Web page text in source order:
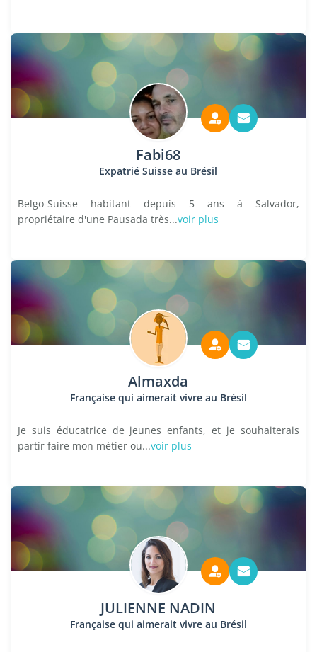
Fabi68
Expatrié Suisse au Brésil
Belgo-Suisse habitant depuis 5 ans à Salvador,
propriétaire d'une Pausada très...voir plus
Almaxda
Française qui aimerait vivre au Brésil
Je suis éducatrice de jeunes enfants, et je souhaiterais
partir faire mon métier ou...voir plus
JULIENNE NADIN
Française qui aimerait vivre au Brésil